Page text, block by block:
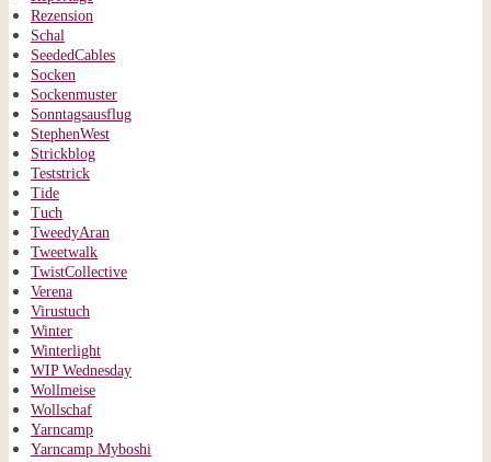
Rezension
Schal
SeededCables
Socken
Sockenmuster
Sonntagsausflug
StephenWest
Strickblog
Teststrick
Tide
Tuch
TweedyAran
Tweetwalk
TwistCollective
Verena
Virustuch
Winter
Winterlight
WIP Wednesday
Wollmeise
Wollschaf
Yarncamp
Yarncamp Myboshi